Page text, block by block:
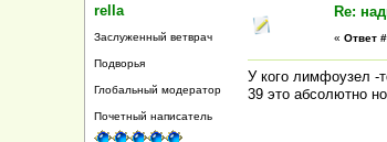
rella
Заслуженный ветврач
Подворья
Глобальный модератор
Почетный написатель
Re:
« Ответ
У кого лимфоузел -
39 это абсолютно